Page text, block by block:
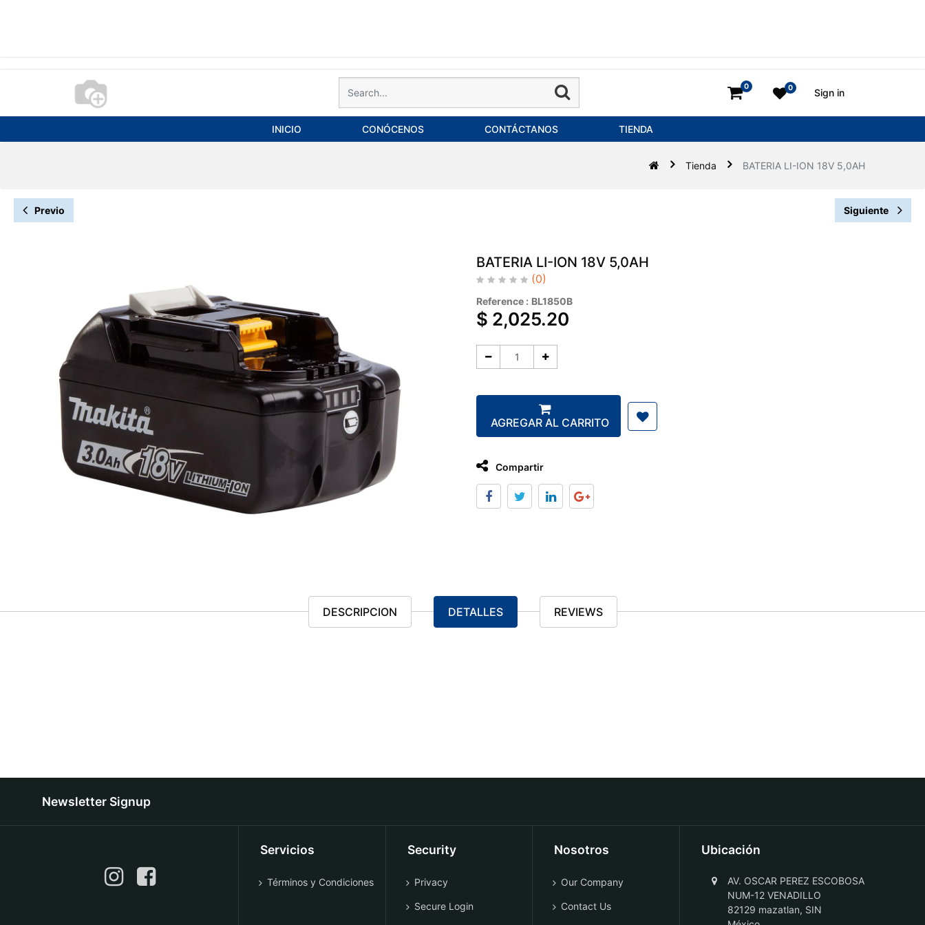
0 0 Sign in
INICIO CONÓCENOS CONTÁCTANOS TIENDA
Tienda BATERIA LI-ION 18V 5,0AH
Previo Siguiente
BATERIA LI-ION 18V 5,0AH
(0)
Reference : BL1850B
$ 2,025.20
AGREGAR AL CARRITO
Compartir
DESCRIPCION DETALLES REVIEWS
Newsletter Signup
Servicios
Términos y Condiciones
Security
Privacy
Secure Login
Nosotros
Our Company
Contact Us
Ubicación
AV. OSCAR PEREZ ESCOBOSA
NUM-12 VENADILLO
82129 mazatlan, SIN